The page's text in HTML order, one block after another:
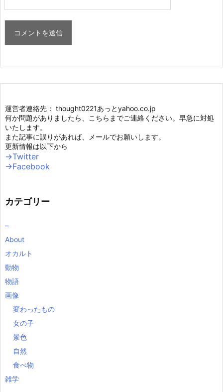
運営者連絡先： thought0221あっとyahoo.co.jp
何か問題がありましたら、こちらまでご連絡ください。早急に対処
いたします。
また記事に誤りがあれば、メールでお願いします。
更新情報は以下から
→Twitter
→Facebook
カテゴリー
–
About
オカルト
動物
物語
画像
変わったもの
女の子
景色
自然
食べ物
雑学